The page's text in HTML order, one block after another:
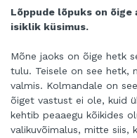
Lõppude lõpuks on
isiklik küsimus.
Mõne jaoks on õige hetk
tulu. Teisele on see hetk,
valmis. Kolmandale on
õiget vastust ei ole, kuid
kehtib peaaegu kõikides
valikuvõimalus, mitte siis,